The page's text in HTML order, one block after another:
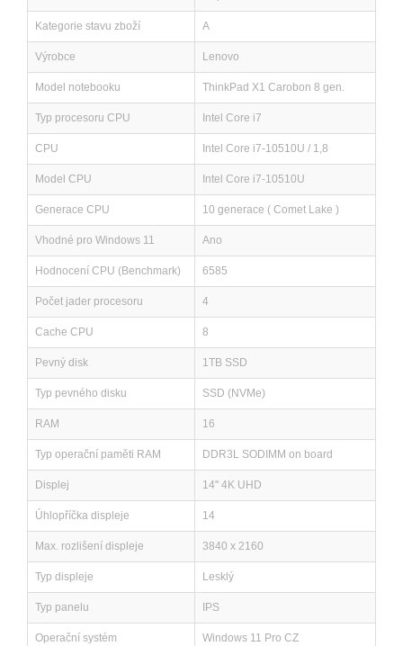
Kategorie stavu zboží A
Výrobce Lenovo
Model notebooku ThinkPad X1 Carobon 8 gen.
Typ procesoru CPU Intel Core i7
CPU Intel Core i7-10510U / 1,8
Model CPU Intel Core i7-10510U
Generace CPU 10 generace ( Comet Lake )
Vhodné pro Windows 11 Ano
Hodnocení CPU (Benchmark) 6585
Počet jader procesoru 4
Cache CPU 8
Pevný disk 1TB SSD
Typ pevného disku SSD (NVMe)
RAM 16
Typ operační paměti RAM DDR3L SODIMM on board
Displej 14" 4K UHD
Úhlopříčka displeje 14
Max. rozlišení displeje 3840 x 2160
Typ displeje Lesklý
Typ panelu IPS
Operační systém Windows 11 Pro CZ